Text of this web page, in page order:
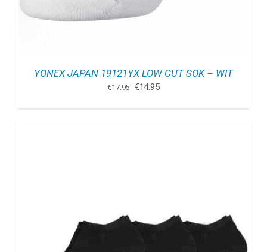
YONEX JAPAN 19121YX LOW CUT SOK – WIT
€17.95 Oorspronkelijke
€14.95Huidige